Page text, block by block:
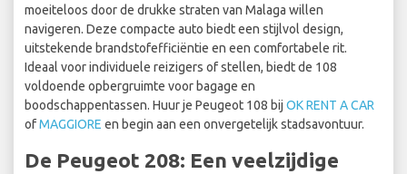
moeiteloos door de drukke straten van Malaga willen
navigeren. Deze compacte auto biedt een stijlvol design,
uitstekende brandstofefficiëntie en een comfortabele rit.
Ideaal voor individuele reizigers of stellen, biedt de 108
voldoende opbergruimte voor bagage en
boodschappentassen. Huur je Peugeot 108 bij OK RENT A CAR
ofMAGGIORE en begin aan een onvergetelijk stadsavontuur.
De Peugeot 208: Een veelzijdige